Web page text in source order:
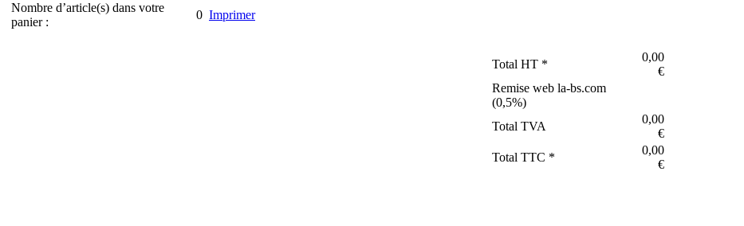
Nombre d’article(s) dans votre
panier :
0 Imprimer
Total HT *
0,00
€
Remise web la-bs.com
(0,5%)
Total TVA
0,00
€
Total TTC *
0,00
€